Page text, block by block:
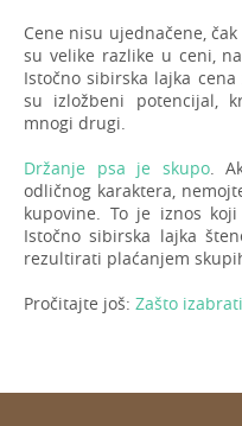
Cene nisu ujednačene,
su velike razlike u ceni,
Istočno sibirska lajka
su izložbeni potencijal,
mnogi drugi.
Držanje psa je skupo.
odličnog karaktera,
kupovine. To je iznos
Istočno sibirska lajka
rezultirati plaćanjem
Pročitajte još: Zašto